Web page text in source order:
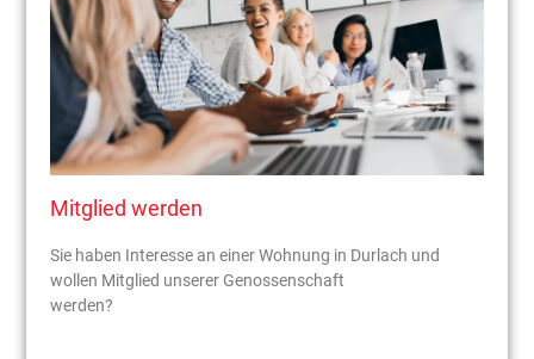
Mitglied werden
Sie haben Interesse an einer Wohnung in Durlach und
wollen Mitglied unserer Genossenschaft
werden?